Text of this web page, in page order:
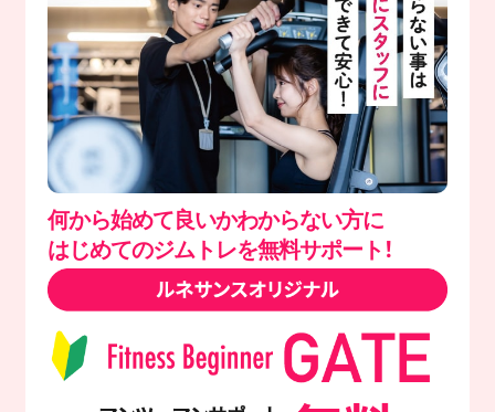
何から始めて良いかわからない方に
はじめてのジムトレを無料サポート！